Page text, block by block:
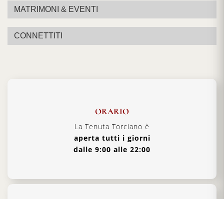
MATRIMONI & EVENTI
CONNETTITI
ORARIO
La Tenuta Torciano è
aperta tutti i giorni
dalle 9:00 alle 22:00